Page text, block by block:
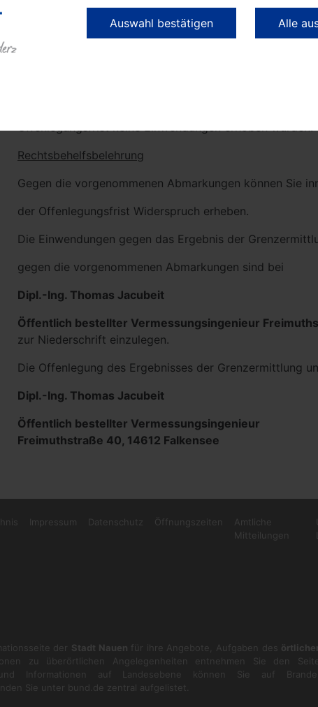
Auswahl bestätigen Alle
Einwendungen gegen die Grenzermittlung
Gegen das Ergebnis der Grenzermittlung können Sie
Das Ergebnis der Grenzermittlung gilt als anerkannt,
Offenlegungsfrist keine Einwendungen erhoben wurden.
Rechtsbehelfsbelehrung
Gegen die vorgenommenen Abmarkungen können Sie
der Offenlegungsfrist Widerspruch erheben.
Die Einwendungen gegen das Ergebnis der
gegen die vorgenommenen Abmarkungen sind bei
Dipl.-Ing. Thomas Jacubeit
Öffentlich bestellter Vermessungsingenieur
zur Niederschrift einzulegen.
Die Offenlegung des Ergebnisses der Grenzermittlung
Dipl.-Ing. Thomas Jacubeit
Öffentlich bestellter Vermessungsingenieur
Freimuthstraße 40, 14612 Falkensee
Impressum Datenschutz Öffnungszeiten
Amtliche
Mitteilungen
der Stadt Nauen für ihre Angebote, Aufgaben des
zu überörtlichen Angelegenheiten entnehmen Sie den
und Informationen auf Landesebene können Sie auf
Sie unter
bund.de zentral aufgelistet.